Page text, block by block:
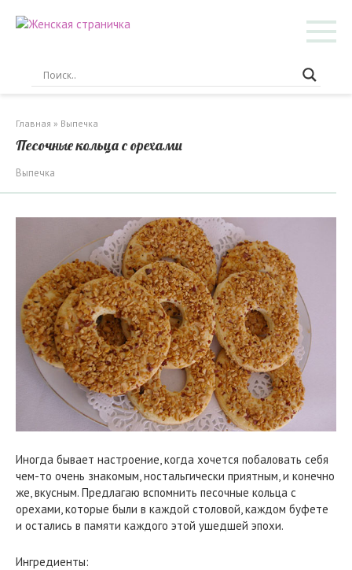
Главная » Выпечка
Песочные кольца с орехами
Выпечка
Иногда бывает настроение, когда хочется побаловать себя
чем-то очень знакомым, ностальгически приятным, и конечно
же, вкусным. Предлагаю вспомнить песочные кольца с
орехами, которые были в каждой столовой, каждом буфете
и остались в памяти каждого этой ушедшей эпохи.
Ингредиенты: